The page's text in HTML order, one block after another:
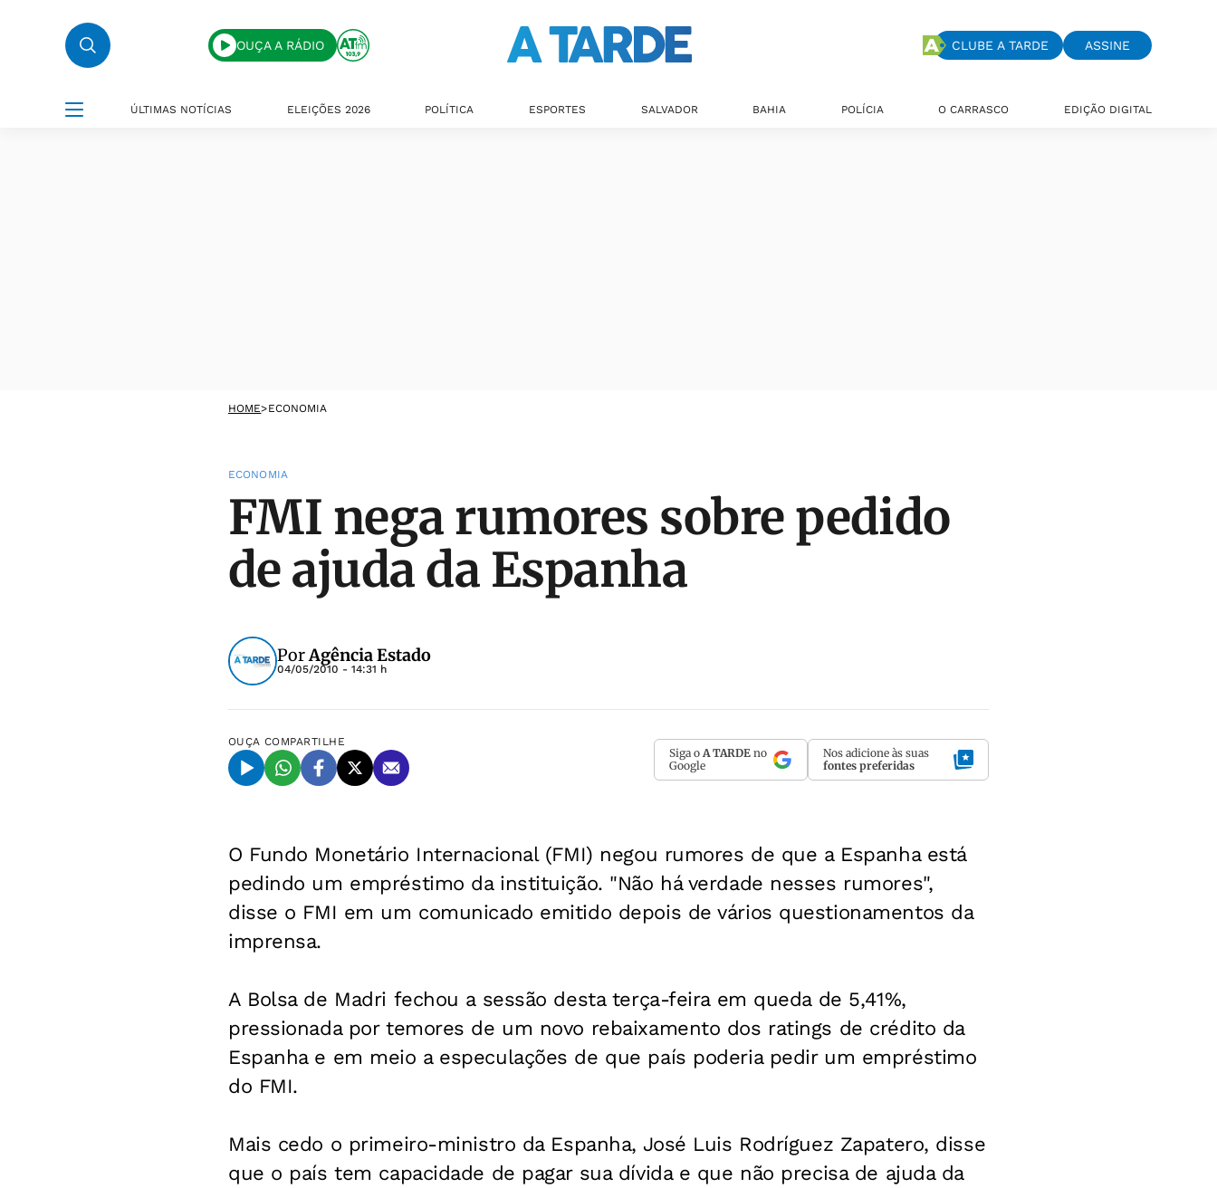
OUÇA A RÁDIO CLUBE A TARDE ASSINE
ÚLTIMAS NOTÍCIAS ELEIÇÕES 2026 POLÍTICA ESPORTES SALVADOR BAHIA POLÍCIA O CARRASCO EDIÇÃO DIGITAL
HOME>ECONOMIA
ECONOMIA
FMI nega rumores sobre pedido
de ajuda da Espanha
PorAgência Estado
04/05/2010 - 14:31 h
OUÇA COMPARTILHE
Siga o A TARDE no
Google
Nos adicione às suas
fontes preferidas
O Fundo Monetário Internacional (FMI) negou rumores de que a Espanha está
pedindo um empréstimo da instituição. "Não há verdade nesses rumores",
disse o FMI em um comunicado emitido depois de vários questionamentos da
imprensa.
A Bolsa de Madri fechou a sessão desta terça-feira em queda de 5,41%,
pressionada por temores de um novo rebaixamento dos ratings de crédito da
Espanha e em meio a especulações de que país poderia pedir um empréstimo
do FMI.
Mais cedo o primeiro-ministro da Espanha, José Luis Rodríguez Zapatero, disse
que o país tem capacidade de pagar sua dívida e que não precisa de ajuda da